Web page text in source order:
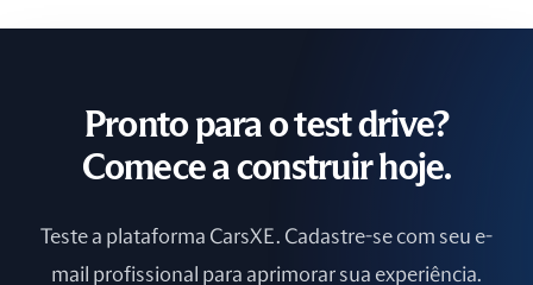
Pronto para o test drive?
Comece a construir hoje.
Teste a plataforma CarsXE. Cadastre-se com seu e-
mail profissional para aprimorar sua experiência.